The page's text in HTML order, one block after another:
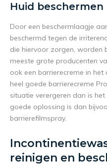
Huid beschermen
Door een beschermlaagje
beschermd tegen de
die hiervoor zorgen, worden
meeste grote producenten
ook een barrierecreme in
heel goede barrierecreme
situatie verergeren dan is
goede oplossing is dan
barrierefilmspray.
reinigen en